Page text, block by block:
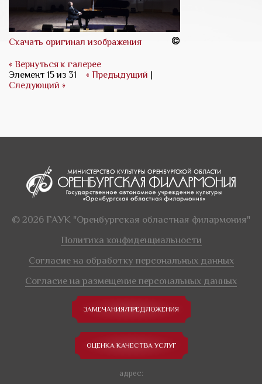
Скачать оригинал изображения
« Вернуться к галерее
Элемент 15 из 31
« Предыдущий |
Следующий »
© 2026 ГАУК "Оренбургская областная филармония"
Политика конфиденциальности
Согласие на обработку персональных данных
Согласие на размещение персональных данных
ЗАМЕЧАНИЯ/ПРЕДЛОЖЕНИЯ
ОЦЕНКА КАЧЕСТВА УСЛУГ
адрес: